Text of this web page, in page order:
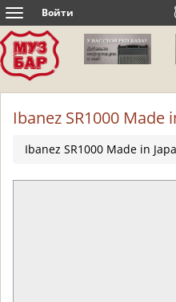
Toggle
navigation
Войти
Ibanez SR1000 Made
Ibanez SR1000 Made in